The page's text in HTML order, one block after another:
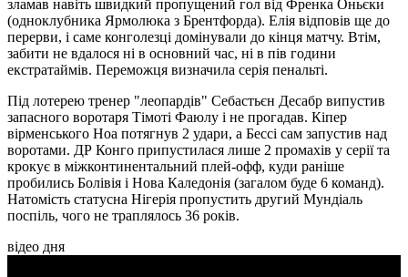
зламав навіть швидкий пропущений гол від Френка Оньєки
(одноклубника Ярмолюка з Брентфорда). Елія відповів ще до
перерви, і саме конголезці домінували до кінця матчу. Втім,
забити не вдалося ні в основний час, ні в пів години
екстратаймів. Переможця визначила серія пенальті.
Під лотерею тренер "леопардів" Себастьєн Десабр випустив
запасного воротаря Тімоті Фаюлу і не прогадав. Кіпер
вірменського Ноа потягнув 2 удари, а Бессі сам запустив над
воротами. ДР Конго припустилася лише 2 промахів у серії та
крокує в міжконтинентальний плей-офф, куди раніше
пробились Болівія і Нова Каледонія (загалом буде 6 команд).
Натомість статусна Нігерія пропустить другий Мундіаль
поспіль, чого не траплялось 36 років.
відео дня